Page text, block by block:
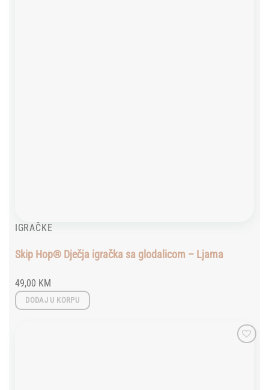
IGRAČKE
Skip Hop® Dječja igračka sa glodalicom – Ljama
49,00 KM
DODAJ U KORPU